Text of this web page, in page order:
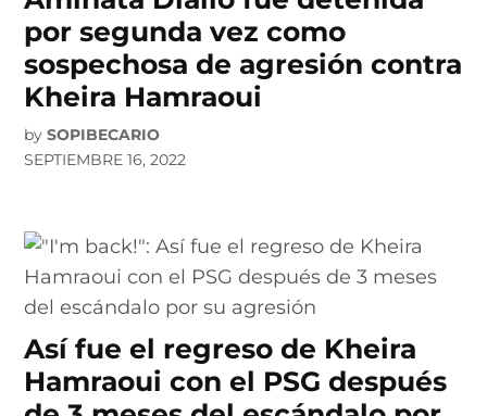
por segunda vez como
sospechosa de agresión contra
Kheira Hamraoui
by SOPIBECARIO
SEPTIEMBRE 16, 2022
Así fue el regreso de Kheira
Hamraoui con el PSG después